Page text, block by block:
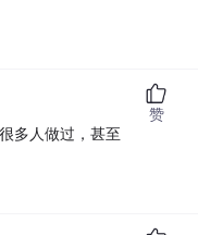
多人做过，甚至
赞